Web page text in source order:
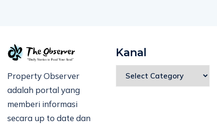
Property Observer
adalah portal yang
memberi informasi
secara up to date dan
Kanal